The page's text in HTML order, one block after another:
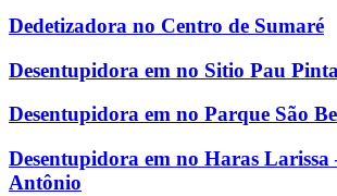
Dedetizadora no Centro de Sumaré
Desentupidora em no Sitio Pau
Desentupidora em no Parque São
Desentupidora em no Haras Larissa
Antônio